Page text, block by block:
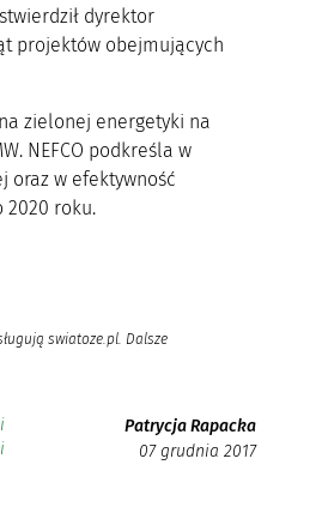
dyrektor
projektów obejmujących
zielonej energetyki na
NEFCO podkreśla w
oraz w efektywność
2020 roku.
swiatoze.pl. Dalsze
Patrycja Rapacka
07 grudnia 2017